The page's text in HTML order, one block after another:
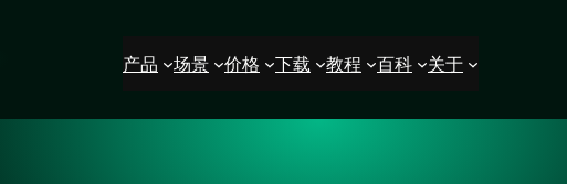
产品 场景 价格 下载 教程 百科 关于